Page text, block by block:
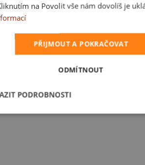
na Povolit vše nám dovolíš je
PŘIJMOUT A POKRAČOVAT
ODMÍTNOUT
PODROBNOSTI